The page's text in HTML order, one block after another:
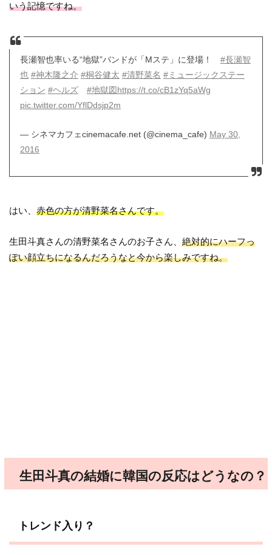
いう記憶ですね。
長瀬智也率いる“地獄”バンドが「Mステ」に登場！ #長瀬智
也 #神木隆之介 #桐谷健太 #清野菜名 #ミュージックステー
ション #ヘルズ #地獄図https://t.co/cB1zYq5aWg
pic.twitter.com/YflDdsjp2m
— シネマカフェcinemacafe.net (@cinema_cafe) May 30,
2016
はい、赤色の方が清野菜名さんです。
生田斗真さんの清野菜名さんのお子さん、絶対的にハーフっ
ぽい顔立ちになるんだろうなと今から楽しみですね。
生田斗真の結婚に韓国の反応はどうなの？
トレンド入り？